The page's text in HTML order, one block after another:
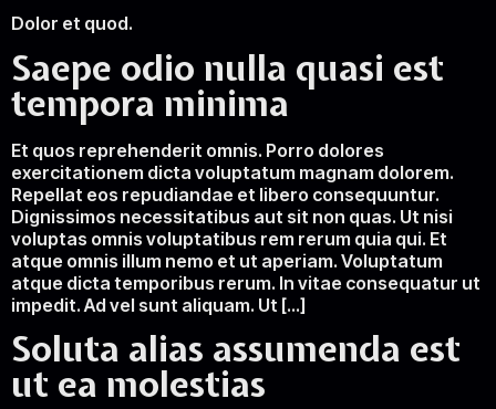
Dolor et quod.
Saepe odio nulla quasi est
tempora minima
Et quos reprehenderit omnis. Porro dolores
exercitationem dicta voluptatum magnam dolorem.
Repellat eos repudiandae et libero consequuntur.
Dignissimos necessitatibus aut sit non quas. Ut nisi
voluptas omnis voluptatibus rem rerum quia qui. Et
atque omnis illum nemo et ut aperiam. Voluptatum
atque dicta temporibus rerum. In vitae consequatur ut
impedit. Ad vel sunt aliquam. Ut […]
Soluta alias assumenda est
ut ea molestias